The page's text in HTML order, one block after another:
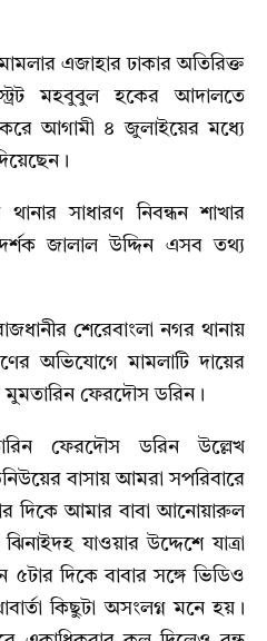
এজাহার ঢাকার অতিরিক্ত
মহবুবুল হকের আদালতে
আগামী ৪ জুলাইয়ের মধ্যে
সাধারণ নিবন্ধন শাখার
জালাল উদ্দিন এসব তথ্য
শেরেবাংলা নগর থানায়
অভিযোগে মামলাটি দায়ের
ফেরদৌস ডরিন।
ফেরদৌস ডরিন উল্লেখ
বাসায় আমরা সপরিবারে
দিকে আমার বাবা আনোয়ারুল
যাওয়ার উদ্দেশে যাত্রা
দিকে বাবার সঙ্গে ভিডিও
কিছুটা অসংলগ্ন মনে হয়।